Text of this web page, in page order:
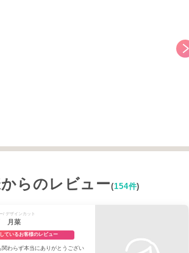
らのレビュー(154件)
/ デザインカット
月菜
ているお客様のレビュー
関わらず本当にありがとうござい